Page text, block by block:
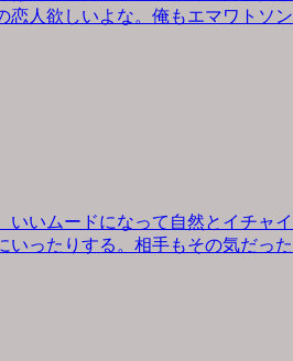
恋人欲しいよな。俺もエマワトソン
いムードになって自然とイチャイ
ったりする。相手もその気だった